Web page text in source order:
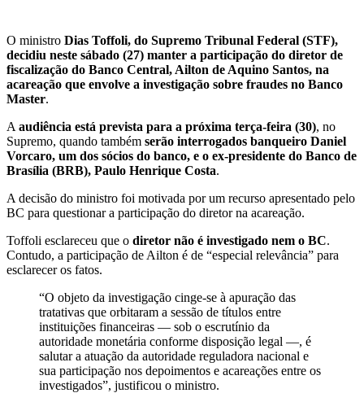
O ministro Dias Toffoli, do Supremo Tribunal Federal (STF),
decidiu neste sábado (27) manter a participação do diretor de
fiscalização do Banco Central, Ailton de Aquino Santos, na
acareação que envolve a investigação sobre fraudes no Banco
Master.
A audiência está prevista para a próxima terça-feira (30), no
Supremo, quando também serão interrogados banqueiro Daniel
Vorcaro, um dos sócios do banco, e o ex-presidente do Banco de
Brasília (BRB), Paulo Henrique Costa.
A decisão do ministro foi motivada por um recurso apresentado pelo
BC para questionar a participação do diretor na acareação.
Toffoli esclareceu que o diretor não é investigado nem o BC.
Contudo, a participação de Ailton é de “especial relevância” para
esclarecer os fatos.
“O objeto da investigação cinge-se à apuração das
tratativas que orbitaram a sessão de títulos entre
instituições financeiras — sob o escrutínio da
autoridade monetária conforme disposição legal —, é
salutar a atuação da autoridade reguladora nacional e
sua participação nos depoimentos e acareações entre os
investigados”, justificou o ministro.